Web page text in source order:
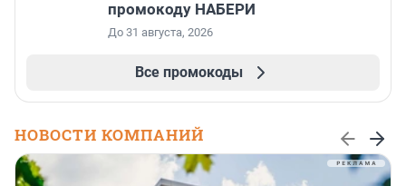
промокоду НАБЕРИ
До 31 августа, 2026
Все промокоды
НОВОСТИ КОМПАНИЙ